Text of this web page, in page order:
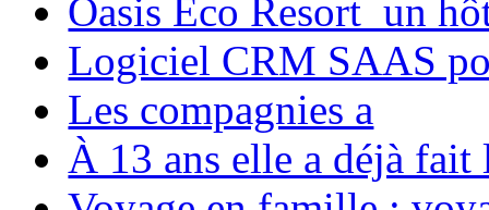
Oasis Eco Resort un
Logiciel CRM SAAS
Les compagnies a
À 13 ans elle a déjà